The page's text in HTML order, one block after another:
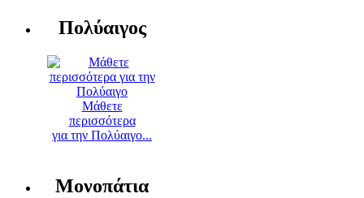
Πολύαιγος
Μάθετε
περισσότερα
για την Πολύαιγο...
Μονοπάτια